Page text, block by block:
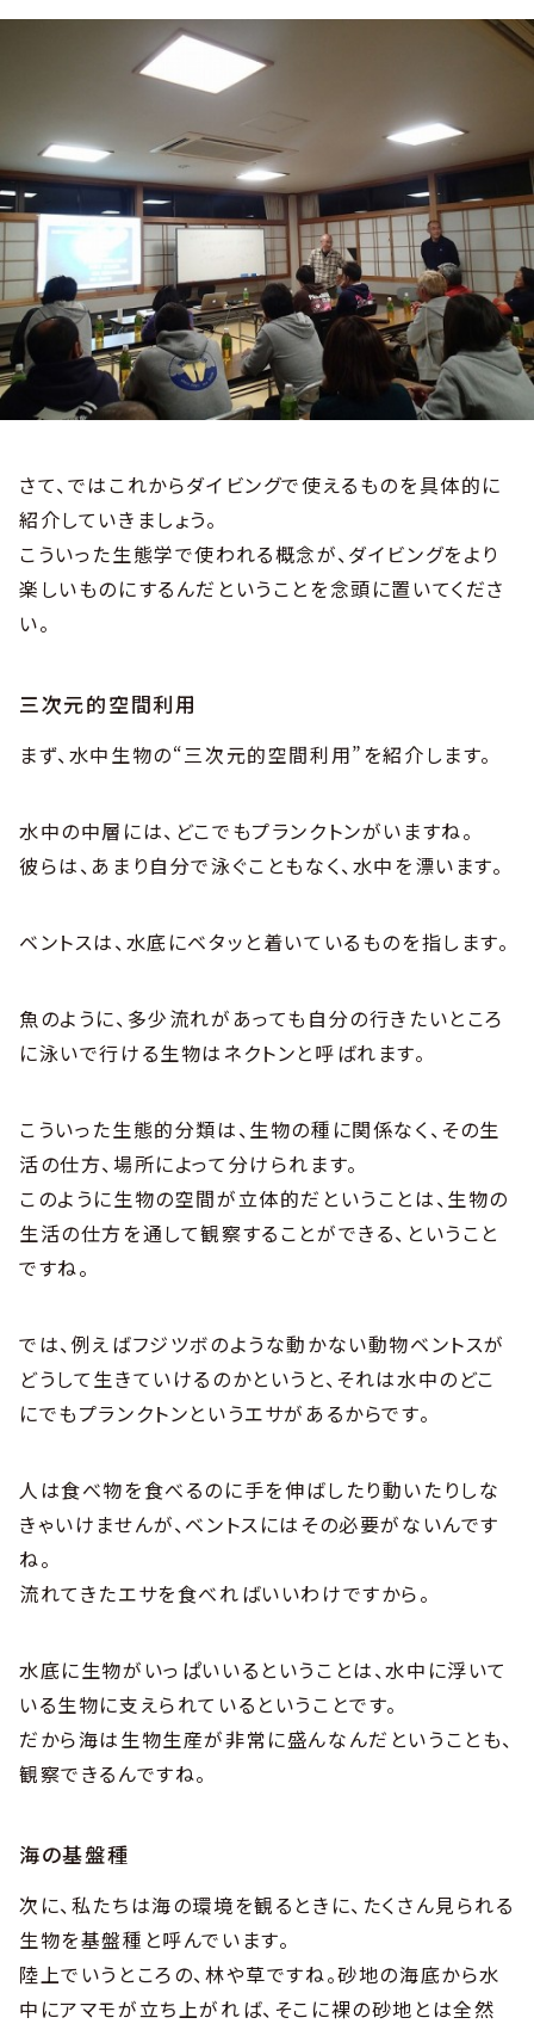
さて、ではこれからダイビングで使えるものを具体的に
紹介していきましょう。
こういった生態学で使われる概念が、ダイビングをより
楽しいものにするんだということを念頭に置いてくださ
い。
三次元的空間利用
まず、水中生物の“三次元的空間利用”を紹介します。
水中の中層には、どこでもプランクトンがいますね。
彼らは、あまり自分で泳ぐこともなく、水中を漂います。
ベントスは、水底にベタッと着いているものを指します。
魚のように、多少流れがあっても自分の行きたいところ
に泳いで行ける生物はネクトンと呼ばれます。
こういった生態的分類は、生物の種に関係なく、その生
活の仕方、場所によって分けられます。
このように生物の空間が立体的だということは、生物の
生活の仕方を通して観察することができる、ということ
ですね。
では、例えばフジツボのような動かない動物ベントスが
どうして生きていけるのかというと、それは水中のどこ
にでもプランクトンというエサがあるからです。
人は食べ物を食べるのに手を伸ばしたり動いたりしな
きゃいけませんが、ベントスにはその必要がないんです
ね。
流れてきたエサを食べればいいわけですから。
水底に生物がいっぱいいるということは、水中に浮いて
いる生物に支えられているということです。
だから海は生物生産が非常に盛んなんだということも、
観察できるんですね。
海の基盤種
次に、私たちは海の環境を観るときに、たくさん見られる
生物を基盤種と呼んでいます。
陸上でいうところの、林や草ですね。砂地の海底から水
中にアマモが立ち上がれば、そこに裸の砂地とは全然